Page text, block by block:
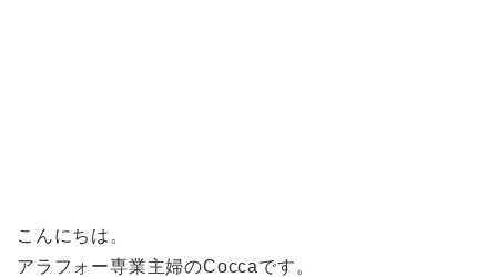
こんにちは。
アラフォー専業主婦のCoccaです。